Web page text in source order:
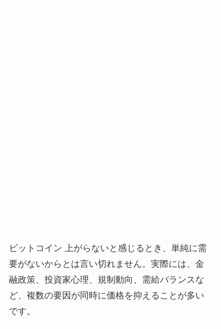
ビットコイン 上がらないと感じるとき、単純に需
要がないからとは言い切れません。実際には、金
融政策、投資家心理、規制動向、需給バランスな
ど、複数の要因が同時に価格を抑えることが多い
です。